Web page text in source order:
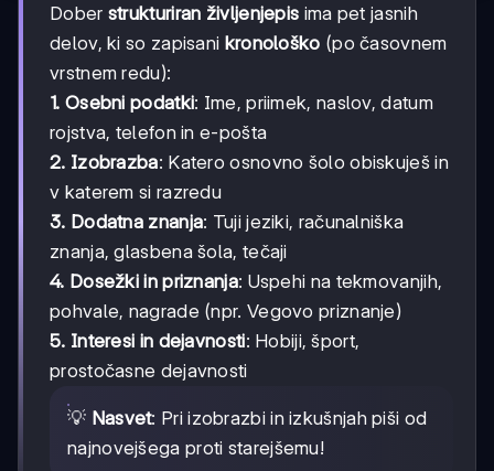
Dober strukturiran življenjepis ima pet jasnih
delov, ki so zapisani kronološko (po časovnem
vrstnem redu):
1. Osebni podatki: Ime, priimek, naslov, datum
rojstva, telefon in e-pošta
2. Izobrazba: Katero osnovno šolo obiskuješ in
v katerem si razredu
3. Dodatna znanja: Tuji jeziki, računalniška
znanja, glasbena šola, tečaji
4. Dosežki in priznanja: Uspehi na tekmovanjih,
pohvale, nagrade (npr. Vegovo priznanje)
5. Interesi in dejavnosti: Hobiji, šport,
prostočasne dejavnosti
💡 Nasvet: Pri izobrazbi in izkušnjah piši od
najnovejšega proti starejšemu!